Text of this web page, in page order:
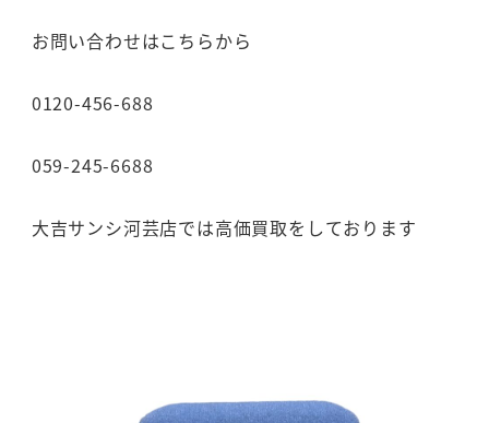
お問い合わせはこちらから
0120-456-688
059-245-6688
大吉サンシ河芸店では高価買取をしております